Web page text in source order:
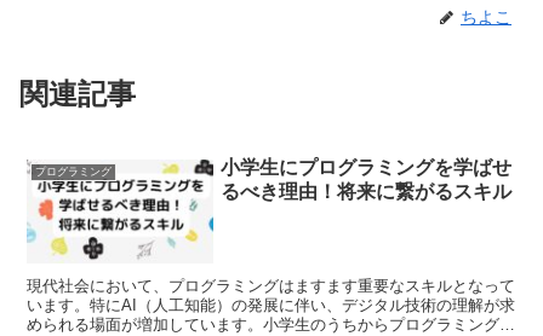
ちよこ
関連記事
プログラミング
小学生にプログラミングを学ばせ
るべき理由！将来に繋がるスキル
現代社会において、プログラミングはますます重要なスキルとなって
います。特にAI（人工知能）の発展に伴い、デジタル技術の理解が求
められる場面が増加しています。小学生のうちからプログラミングを